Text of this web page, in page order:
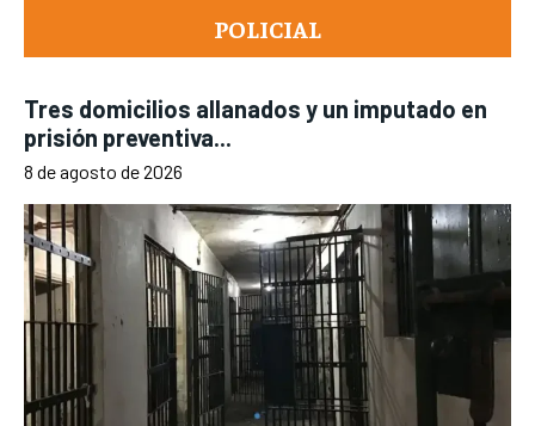
POLICIAL
Tres domicilios allanados y un imputado en
prisión preventiva...
8 de agosto de 2026